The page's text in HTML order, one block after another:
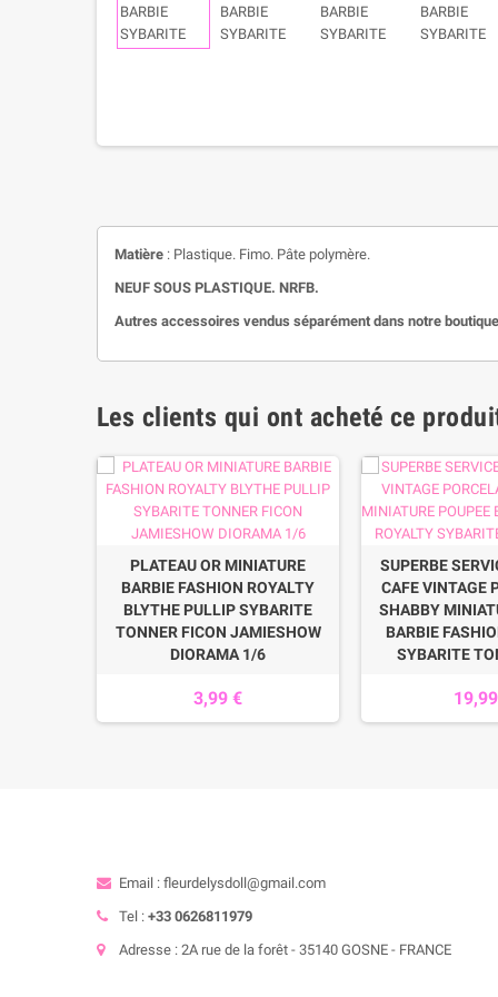
Matière : Plastique. Fimo. Pâte polymère.
NEUF SOUS PLASTIQUE. NRFB.
Autres accessoires vendus séparément dans notre
Les clients qui ont acheté ce
PLATEAU OR MINIATURE
BARBIE FASHION ROYALTY
BLYTHE PULLIP SYBARITE
TONNER FICON JAMIESHOW
DIORAMA 1/6
3,99 €
SUPERBE
CAFE VINTAGE
SHABBY
BARBIE
SYBARITE
Email : fleurdelysdoll@gmail.com
Tel : +33 0626811979
Adresse : 2A rue de la forêt - 35140 GOSNE - FRANCE